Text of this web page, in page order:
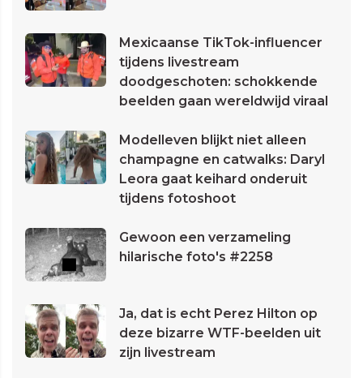
Mexicaanse TikTok-influencer
tijdens livestream
doodgeschoten: schokkende
beelden gaan wereldwijd viraal
Modelleven blijkt niet alleen
champagne en catwalks: Daryl
Leora gaat keihard onderuit
tijdens fotoshoot
Gewoon een verzameling
hilarische foto's #2258
Ja, dat is echt Perez Hilton op
deze bizarre WTF-beelden uit
zijn livestream